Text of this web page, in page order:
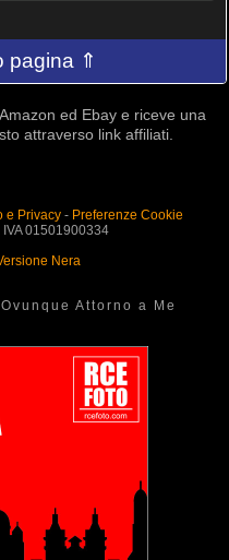
pagina ⇑
ed Ebay e riceve una
attraverso link affiliati.
e Privacy- Preferenze Cookie
01501900334
Nera
Attorno a Me